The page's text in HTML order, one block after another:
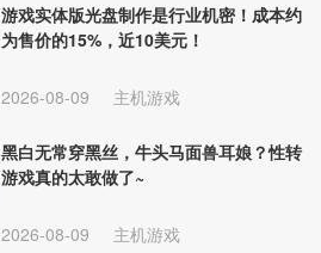
游戏实体版光盘制作是行业机密！成本约
为售价的15%，近10美元！
2026-08-09 主机游戏
黑白无常穿黑丝，牛头马面兽耳娘？性转
游戏真的太敢做了~
2026-08-09 主机游戏